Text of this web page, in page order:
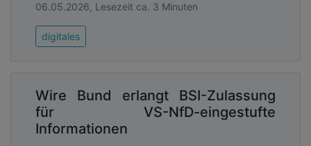
06.05.2026, Lesezeit ca. 3 Minuten
digitales
Wire Bund erlangt BSI-Zulassung
für VS-NfD-eingestufte
Informationen